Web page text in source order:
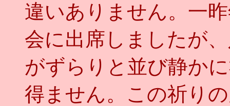
違いありません。一
会に出席しましたが
がずらりと並び静か
得ません。この祈り